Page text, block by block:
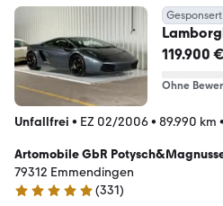
Gesponsert
216 von
119.900 €
Ohne
Unfallfrei • EZ 02/2006• 89.990 km •
Artomobile GbR
79312 Emmendingen
4.8 Sterne
(331)